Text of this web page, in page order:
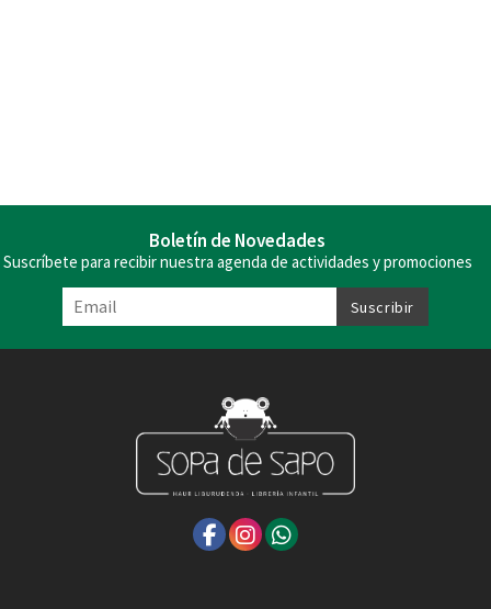
Boletín de Novedades
Suscríbete para recibir nuestra agenda de actividades y promociones